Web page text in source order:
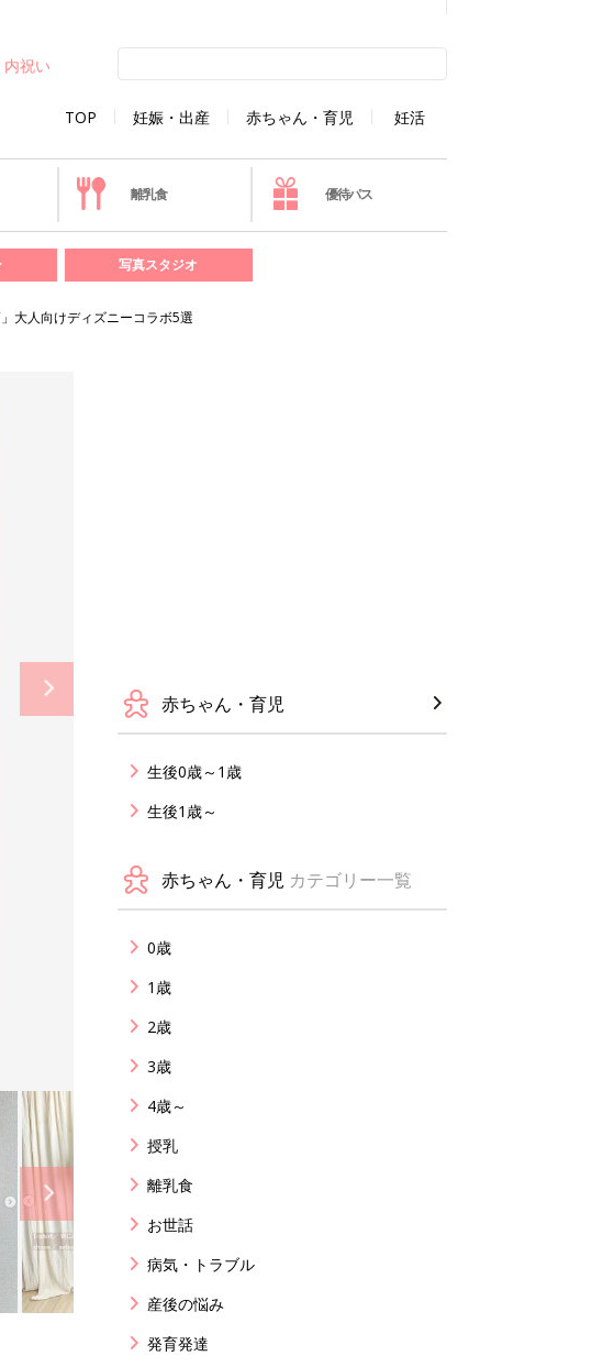
TOP 妊娠・出産 赤ちゃん・育児 妊活
内祝い
離乳食 優待パス
写真スタジオ
大人向けディズニーコラボ5選
赤ちゃん・育児
生後0歳～1歳
生後1歳～
赤ちゃん・育児 カテゴリー一覧
0歳
1歳
2歳
3歳
4歳～
授乳
離乳食
お世話
病気・トラブル
産後の悩み
発育発達